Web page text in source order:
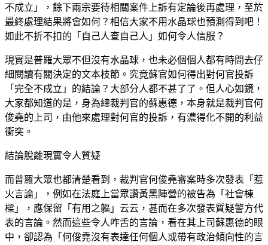
不成立」，餘下兩宗要待相關案件上訴有定論後再處理，至於
最終處理結果將會如何？相信大家不用水晶球也預測得到吧！
如此不折不扣的「自己人查自己人」如何令人信服？
現實是普羅大眾不但沒有水晶球，也未必個個人都有時間去仔
細閱讀有關決定的文本枝節。究竟蘇官如何得出對何官投訴
「完全不成立」的結論？大部分人都不甚了了。但人心如鏡，
大家都知道的是，身為總裁判官的蘇惠德，本身就是裁判官何
俊堯的上司，由他來處理對何官的投訴，有濃得化不開的利益
衝突。
結論脫離現實令人質疑
而普羅大眾也都清楚看到，裁判官何俊堯審案時多次發表「惹
火言論」，例如在法庭上當眾讚黃黑陣營的被告為「社會棟
樑」，應保留「有用之軀」云云，甚而在多次發表質疑警方代
表的言論。然而這些令人咋舌的言論，看在其上司蘇惠德的眼
中，卻認為「何俊堯沒有表達任何個人或帶有政治傾向性的言